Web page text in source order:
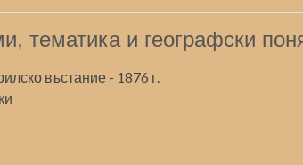
тематика и географски
въстание - 1876 г.